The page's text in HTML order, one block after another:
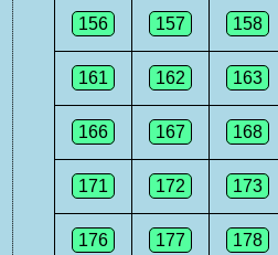
156 157 158
161 162 163
166 167 168
171 172 173
176 177 178